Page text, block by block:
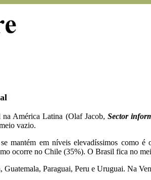
na América Latina (Olaf Jacob,Sector
vazio.
mantém em níveis elevadíssimos como é
ocorre no Chile (35%). O Brasil fica no
Paraguai, Peru e Uruguai. Na